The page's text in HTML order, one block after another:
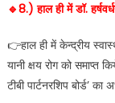
🔹️8.) हाल ही में डॉ.
👉हाल ही में केन्द्रीय
यानी क्षय रोग को समाप्त
टीबी पार्टनरशिप बोर्ड’